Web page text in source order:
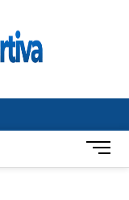
B
o